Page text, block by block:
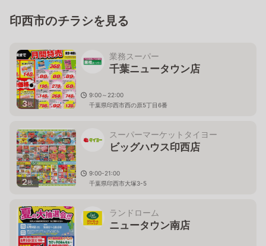
印西市のチラシを見る
3枚
業務スーパー
千葉ニュータウン店
9:00～22:00
千葉県印西市西の原5丁目6番
2枚
スーパーマーケットタイヨー
ビッグハウス印西店
9:00-21:00
千葉県印西市大塚3-5
ランドローム
ニュータウン南店